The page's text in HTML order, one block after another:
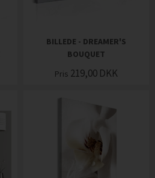
BILLEDE - DREAMER'S
BOUQUET
Pris 219,00 DKK